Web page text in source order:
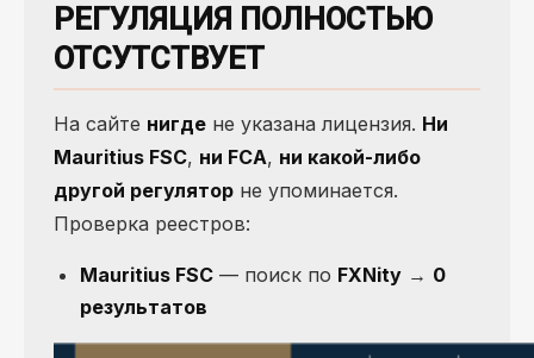
РЕГУЛЯЦИЯ ПОЛНОСТЬЮ
ОТСУТСТВУЕТ
На сайте нигде не указана лицензия. Ни
Mauritius FSC, ни FCA, ни какой-либо
другой регулятор не упоминается.
Проверка реестров:
Mauritius FSC — поиск по FXNity → 0
результатов